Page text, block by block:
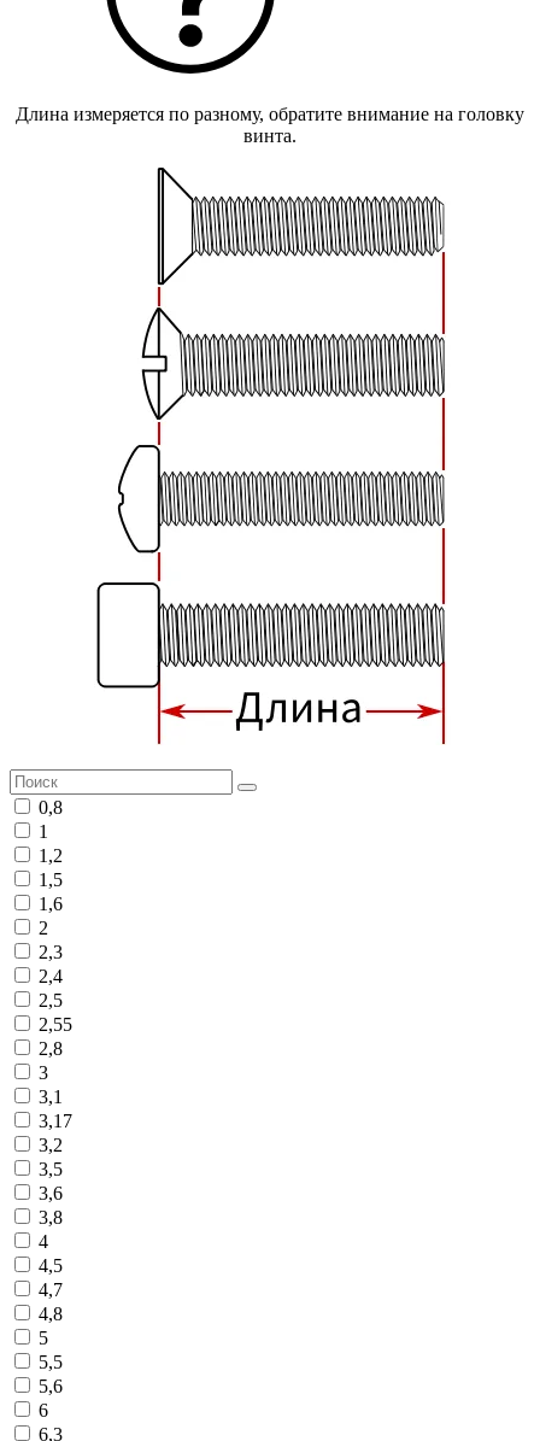
Длина измеряется по разному, обратите внимание на головку
винта.
0,8
1
1,2
1,5
1,6
2
2,3
2,4
2,5
2,55
2,8
3
3,1
3,17
3,2
3,5
3,6
3,8
4
4,5
4,7
4,8
5
5,5
5,6
6
6,3